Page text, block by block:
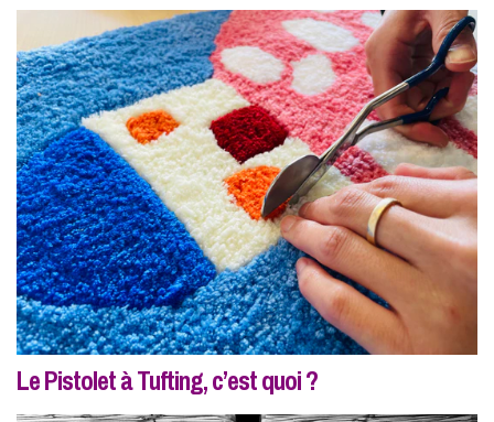
Le Pistolet à Tufting, c’est quoi ?